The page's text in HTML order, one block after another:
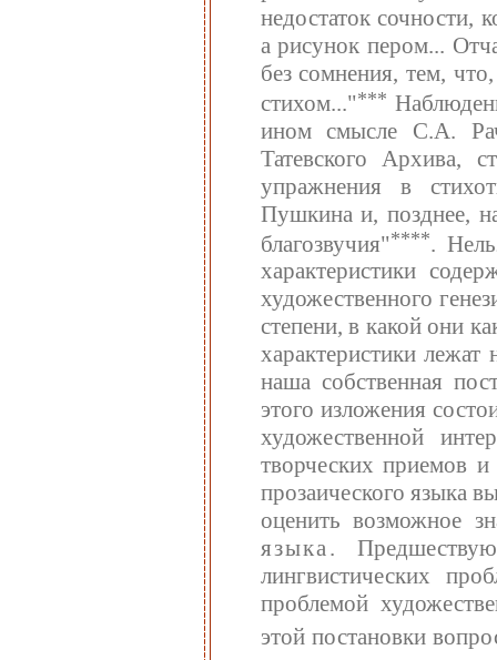
недостаток сочности,
а рисунок пером...
без сомнения, тем,
стихом..."***
ином смысле С.А.
Татевского Архива,
упражнения в
Пушкина и, позднее,
благозвучия"****.
характеристики
художественного
степени, в какой они
характеристики лежат
наша собственная
этого изложения
художественной
творческих приемов
прозаического языка
оценить возможное
языка.
лингвистических
проблемой
этой постановки